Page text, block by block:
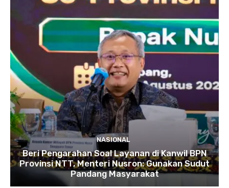
NASIONAL
Beri Pengarahan Soal Layanan di Kanwil BPN
Provinsi NTT, Menteri Nusron: Gunakan Sudut
Pandang Masyarakat